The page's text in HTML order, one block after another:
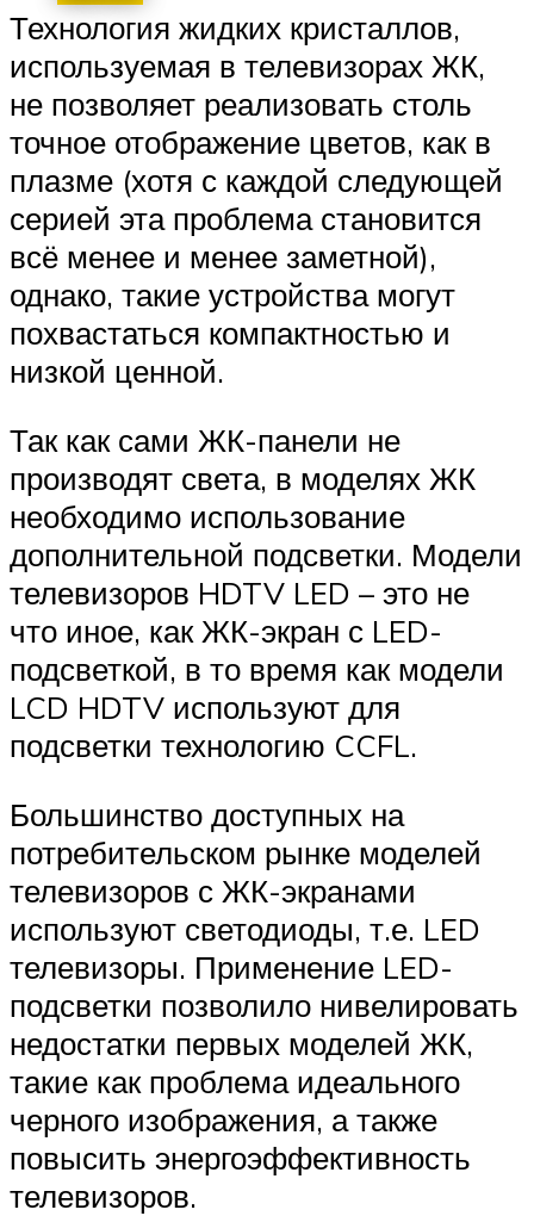
Технология жидких кристаллов,
используемая в телевизорах ЖК,
не позволяет реализовать столь
точное отображение цветов, как в
плазме (хотя с каждой следующей
серией эта проблема становится
всё менее и менее заметной),
однако, такие устройства могут
похвастаться компактностью и
низкой ценной.
Так как сами ЖК-панели не
производят света, в моделях ЖК
необходимо использование
дополнительной подсветки. Модели
телевизоров HDTV LED – это не
что иное, как ЖК-экран с LED-
подсветкой, в то время как модели
LCD HDTV используют для
подсветки технологию CCFL.
Большинство доступных на
потребительском рынке моделей
телевизоров с ЖК-экранами
используют светодиоды, т.е. LED
телевизоры. Применение LED-
подсветки позволило нивелировать
недостатки первых моделей ЖК,
такие как проблема идеального
черного изображения, а также
повысить энергоэффективность
телевизоров.